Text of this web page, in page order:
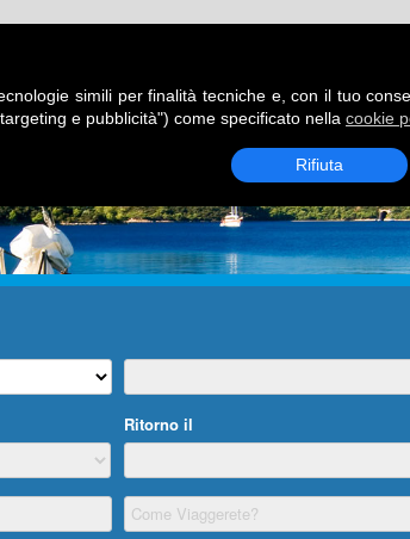
simili per finalità tecniche e, con il tuo
e pubblicità") come specificato nella cookie
Rifiuta